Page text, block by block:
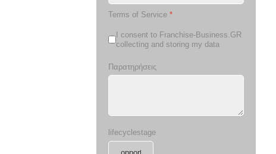
Terms of Service *
I consent to Franchise-Business.GR
collecting and storing my data
Παρατηρήσεις
lifecyclestage